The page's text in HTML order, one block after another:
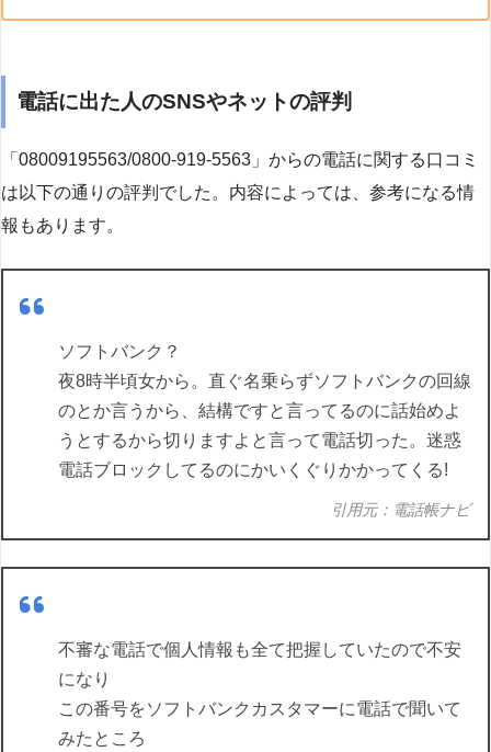
電話に出た人のSNSやネットの評判
「08009195563/0800-919-5563」からの電話に関する口コミ
は以下の通りの評判でした。内容によっては、参考になる情
報もあります。
ソフトバンク？
夜8時半頃女から。直ぐ名乗らずソフトバンクの回線
のとか言うから、結構ですと言ってるのに話始めよ
うとするから切りますよと言って電話切った。迷惑
電話ブロックしてるのにかいくぐりかかってくる!
引用元：電話帳ナビ
不審な電話で個人情報も全て把握していたので不安
になり
この番号をソフトバンクカスタマーに電話で聞いて
みたところ